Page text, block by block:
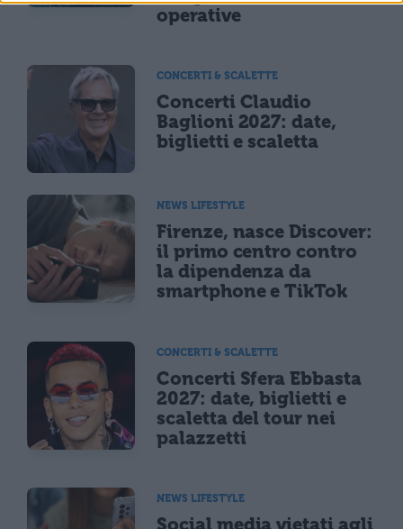
operative
CONCERTI & SCALETTE
Concerti Claudio
Baglioni 2027: date,
biglietti e scaletta
NEWS LIFESTYLE
Firenze, nasce Discover:
il primo centro contro
la dipendenza da
smartphone e TikTok
CONCERTI & SCALETTE
Concerti Sfera Ebbasta
2027: date, biglietti e
scaletta del tour nei
palazzetti
NEWS LIFESTYLE
Social media vietati agli